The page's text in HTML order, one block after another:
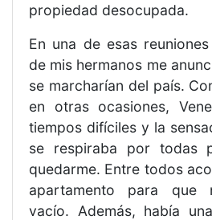
propiedad desocupada.
En una de esas
de mis hermanos me
se marcharían del país.
en otras ocasiones,
tiempos difíciles y la
se respiraba por todas
quedarme. Entre todos
apartamento para que
vacío. Además, había